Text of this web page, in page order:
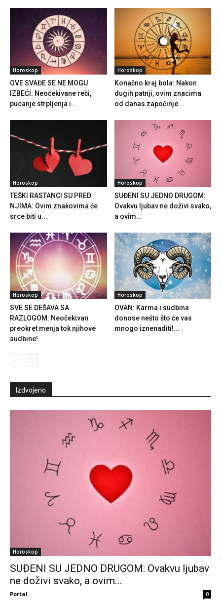
Horoskop
OVE SVAĐE SE NE MOGU
IZBEĆI: Neočekivane reči,
pucanje strpljenja i...
Horoskop
Konačno kraj bola: Nakon
dugih patnji, ovim znacima
od danas započinje...
Horoskop
TEŠKI RASTANCI SU PRED
NJIMA: Ovim znakovima će
srce biti u...
Horoskop
SUĐENI SU JEDNO DRUGOM:
Ovakvu ljubav ne doživi svako,
a ovim...
Horoskop
SVE SE DEŠAVA SA
RAZLOGOM: Neočekivan
preokret menja tok njihove
sudbine!
Horoskop
OVAN: Karma i sudbina
donose nešto što će vas
mnogo iznenaditi!...
Izdvojeno
Horoskop
SUĐENI SU JEDNO DRUGOM: Ovakvu ljubav
ne doživi svako, a ovim...
Portal 0